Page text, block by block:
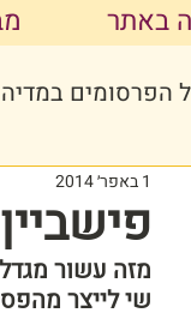
באתר
הפרסומים במדיה
1 באפר׳ 2014
מזה עשור
שי לייצר